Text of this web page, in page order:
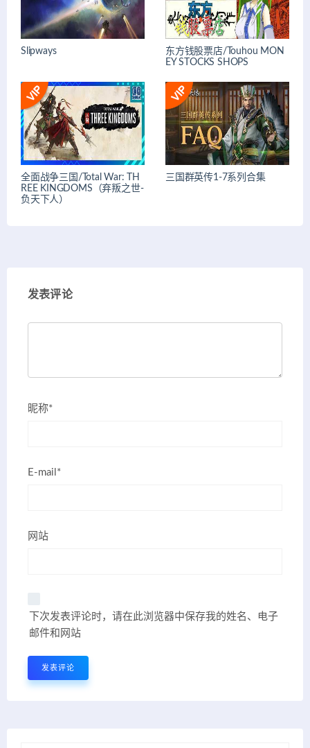
Slipways
东方钱股票店/Touhou MON
EY STOCKS SHOPS
全面战争三国/Total War: TH
REE KINGDOMS（弃叛之世-
负天下人）
三国群英传1-7系列合集
发表评论
昵称*
E-mail*
网站
下次发表评论时，请在此浏览器中保存我的姓名、电子
邮件和网站